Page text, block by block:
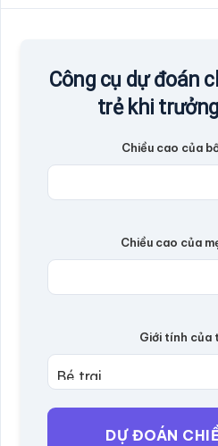
Công cụ dự đoán
trẻ khi
Chiều cao của
Chiều cao của
Giới tính của
DỰ ĐOÁN